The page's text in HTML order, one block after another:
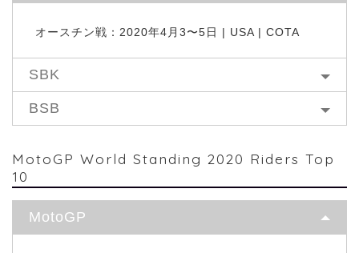
オースチン戦：2020年4月3〜5日 | USA | COTA
SBK
BSB
MotoGP World Standing 2020 Riders Top
10
MotoGP